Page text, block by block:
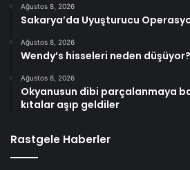
Ağustos 8, 2026
Sakarya’da Uyuşturucu
Ağustos 8, 2026
Wendy’s hisseleri neden düşüyor?
Ağustos 8, 2026
Okyanusun dibi parçalanmaya
kıtalar aşıp geldiler
Rastgele Haberler